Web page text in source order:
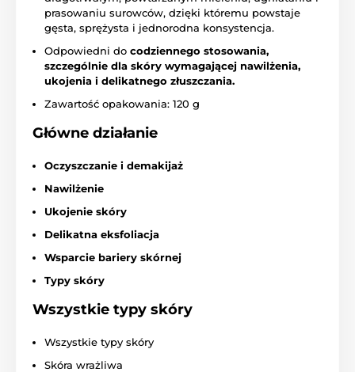
prasowaniu surowców, dzięki któremu powstaje
gęsta, sprężysta i jednorodna konsystencja.
Odpowiedni do codziennego stosowania,
szczególnie dla skóry wymagającej nawilżenia,
ukojenia i delikatnego złuszczania.
Zawartość opakowania: 120 g
Główne działanie
Oczyszczanie i demakijaż
Nawilżenie
Ukojenie skóry
Delikatna eksfoliacja
Wsparcie bariery skórnej
Typy skóry
Wszystkie typy skóry
Wszystkie typy skóry
Skóra wrażliwa